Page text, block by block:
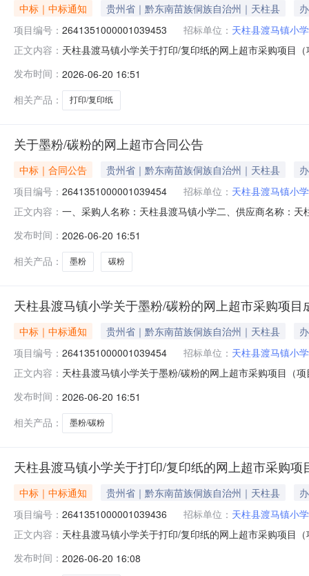
中标｜中标通知 贵州省｜黔东南苗族侗族自治州｜天柱县
项目编号： 2641351000001039453 招标单位： 天柱县渡马镇小学
正文内容： 天柱县渡马镇小学关于打印/复印纸的网上超市采购项目
目所在行政区划编码:522627项目所在行政区划名称:贵
发布时间： 2026-06-20 16:51
相关产品：
打印/复印纸
关于墨粉/碳粉的网上超市合同公告
中标｜合同公告 贵州省｜黔东南苗族侗族自治州｜天柱县
项目编号： 2641351000001039454 招标单位： 天柱县渡马镇小学
正文内容： 一、采购人名称：天柱县渡马镇小学二、供应商名称：
之格NT-T2215L,支11.0035385服务要求或标的基本概况
发布时间： 2026-06-20 16:51
相关产品：
墨粉 碳粉
天柱县渡马镇小学关于墨粉/碳粉的网上超市采购项目
中标｜中标通知 贵州省｜黔东南苗族侗族自治州｜天柱县
项目编号： 2641351000001039454 招标单位： 天柱县渡马镇小学
正文内容： 天柱县渡马镇小学关于墨粉/碳粉的网上超市采购项目（
在行政区划编码:522627项目所在行政区划名称:贵州省
发布时间： 2026-06-20 16:51
相关产品：
墨粉/碳粉
天柱县渡马镇小学关于打印/复印纸的网上超市采购项
中标｜中标通知 贵州省｜黔东南苗族侗族自治州｜天柱县
项目编号： 2641351000001039436 招标单位： 天柱县渡马镇小学
正文内容： 天柱县渡马镇小学关于打印/复印纸的网上超市采购项目
目所在行政区划编码:522627项目所在行政区划名称:贵
发布时间： 2026-06-20 16:08